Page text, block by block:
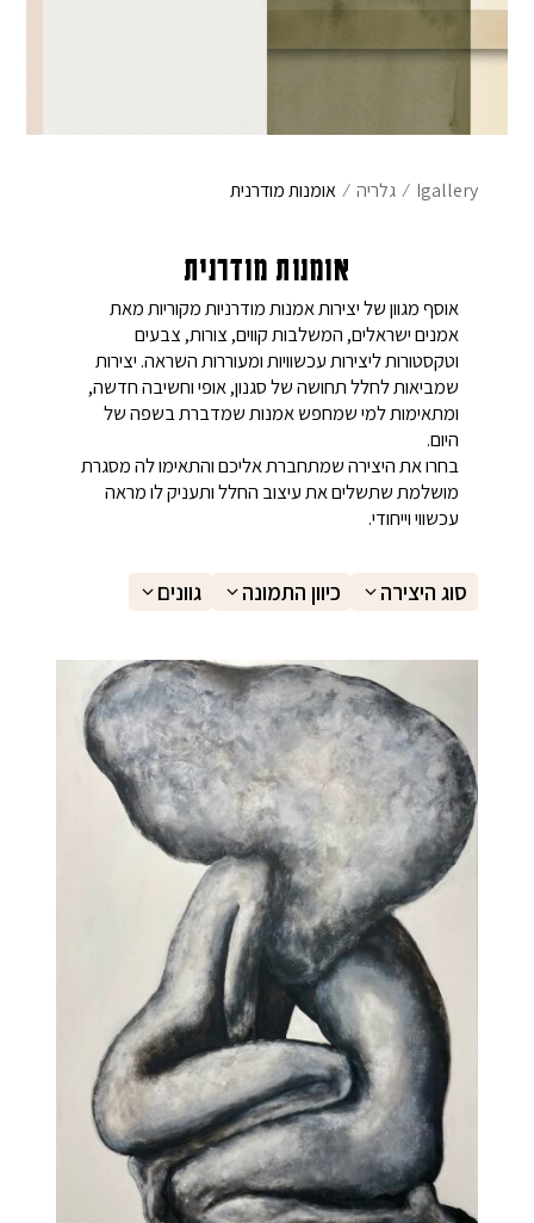
אימייל*
הוֹדָעָה
Igallery
⁄ גלריה ⁄ אומנות מודרנית
אומנות מודרנית
אוסף מגוון של יצירות אמנות מודרניות מקוריות מאת
אמנים ישראלים, המשלבות קווים, צורות, צבעים
וטקסטורות ליצירות עכשוויות ומעוררות השראה. יצירות
שמביאות לחלל תחושה של סגנון, אופי וחשיבה חדשה,
ומתאימות למי שמחפש אמנות שמדברת בשפה של
היום.
בחרו את היצירה שמתחברת אליכם והתאימו לה מסגרת
מושלמת שתשלים את עיצוב החלל ותעניק לו מראה
עכשווי וייחודי.
סוג היצירה כיוון התמונה גוונים
שם משפחה
פרטי התחברות
בחר שם משתמש באנגלית בלבד
בחר סיסמה מ-6 עד 14 תווים המכלים ספרות ואותיות באנגלית
וודא סיסמה
בהצטרפות הינך מצהיר כי קראת את התקנון ואתה
מסכים
בלחיצהל תנאי השימוש
אני פחות רוצה לקבל עדכונים, תודה
הרשמה
יש לי חשבון